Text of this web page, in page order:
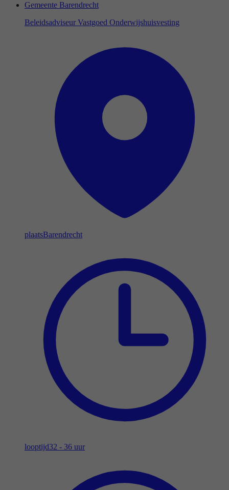
Gemeente Barendrecht
Beleidsadviseur Vastgoed Onderwijshuisvesting
plaatsBarendrecht
looptijd32 - 36 uur